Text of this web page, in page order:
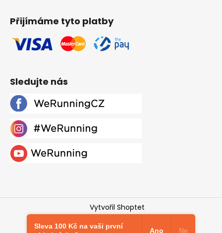
Přijímáme tyto platby
Sledujte nás
Vytvořil Shoptet
Copyright 2026
Werunning.cz
vyhrazena.Upravit nastavení cookies
Sleva 100 Kč na vaši první
Ano Ne